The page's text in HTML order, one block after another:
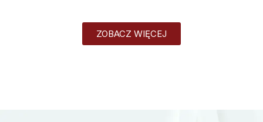
ZOBACZ WIĘCEJ